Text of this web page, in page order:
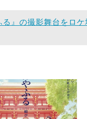
る』の撮影舞台をロ